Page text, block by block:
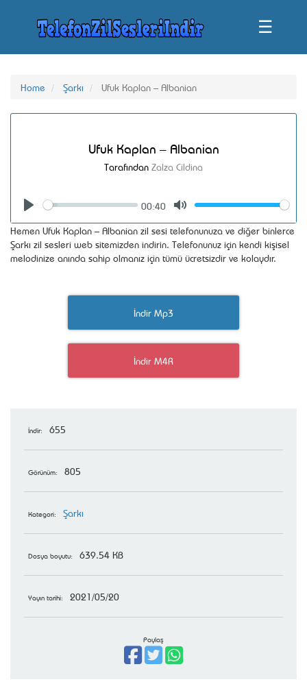
☰
Home Şarkı Ufuk Kaplan – Albanian
Ufuk Kaplan – Albanian
Tarafından Zalza Cildina
Seek
00:40
Volume
Hemen Ufuk Kaplan – Albanian zil sesi telefonunuza ve diğer binlerce
Şarkı zil sesleri web sitemizden indirin. Telefonunuz için kendi kişisel
melodinize anında sahip olmanız için tümü ücretsizdir ve kolaydır.
İndir Mp3
İndir M4R
İndir: 655
Görünüm: 805
Kategori: Şarkı
Dosya boyutu: 639.54 KB
Yayın tarihi: 2021/05/20
Paylaş